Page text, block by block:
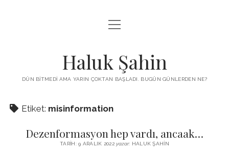
KUTUP YILDIZI
MENDIREK YAZILARI
ADA
İYI YAŞAM VE MUTLULUK ÜZERINE
BIZ KIMIZ?
menüyü
aç
Haluk Şahin
DÜN BITMEDI AMA YARIN ÇOKTAN BAŞLADI. BUGÜN GÜNLERDEN NE?
Etiket: misinformation
Dezenformasyon hep vardı, ancaak…
TARIH: 9 ARALIK 2022yazar: HALUK ŞAHIN